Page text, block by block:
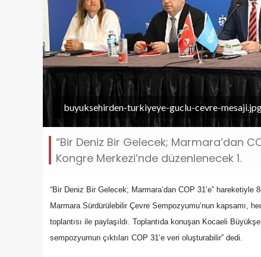
buyuksehirden-turkiyeye-guclu-cevre-
“Bir Deniz Bir Gelecek; Marmara’dan
Kongre Merkezi’nde düzenlenecek 1.
“Bir Deniz Bir Gelecek; Marmara’dan COP 31’e”
Marmara Sürdürülebilir Çevre Sempozyumu’nun kapsamı,
toplantısı ile paylaşıldı. Toplantıda konuşan Kocaeli
sempozyumun çıktıları COP 31’e veri oluşturabilir” dedi.